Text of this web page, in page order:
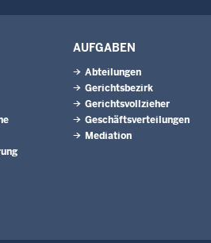
AUFGABEN
Abteilungen
Gerichtsbezirk
Gerichtsvollzieher
Geschäftsverteilungen
Mediation